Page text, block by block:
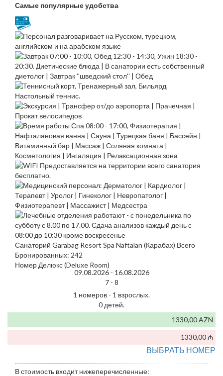
Самые популярные удобства
Санаторий Garabag Resort Spa Naftalan (Карабах) Всего
Бронированных: 242
Номер Делюкс (Deluxe Room)
09.08.2026 - 16.08.2026
7 - 8
1 номеров - 1 взрослых.
0 детей.
1330,00 AZN
1330,00 ₼
ВЫБРАТЬ НОМЕР
В стоимость входит нижеперечисленные: